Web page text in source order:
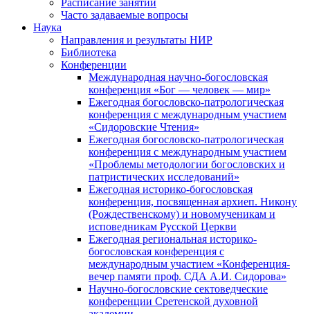
Часто задаваемые вопросы
Наука
Направления и результаты НИР
Библиотека
Конференции
Международная научно-богословская
конференция «Бог — человек — мир»
Ежегодная богословско-патрологическая
конференция с международным участием
«Сидоровские Чтения»
Ежегодная богословско-патрологическая
конференция с международным участием
«Проблемы методологии богословских и
патристических исследований»
Ежегодная историко-богословская
конференция, посвященная архиеп. Никону
(Рождественскому) и новомученикам и
исповедникам Русской Церкви
Ежегодная региональная историко-
богословская конференция с
международным участием «Конференция-
вечер памяти проф. СДА А.И. Сидорова»
Научно-богословские сектоведческие
конференции Сретенской духовной